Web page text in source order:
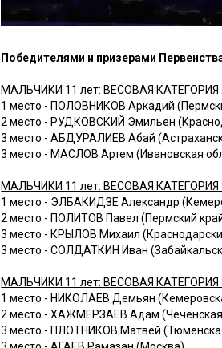
Победителями и призерами
МАЛЬЧИКИ 11 лет: ВЕСОВАЯ КАТЕГОРИЯ
1 место - ПОЛОВНИКОВ Аркадий
2 место - РУДКОВСКИЙ Эмильен
3 место - АБДУРАЛИЕВ Абай
3 место - МАСЛОВ Артем (Ивановская
МАЛЬЧИКИ 11 лет: ВЕСОВАЯ КАТЕГОРИЯ
1 место - ЭЛБАКИДЗЕ Александр
2 место - ПОЛИТОВ Павел (Пермский
3 место - КРЫЛОВ Михаил
3 место - СОЛДАТКИН Иван
МАЛЬЧИКИ 11 лет: ВЕСОВАЯ КАТЕГОРИЯ
1 место - НИКОЛАЕВ Демьян
2 место - ХАЖМЕРЗАЕВ Адам (Чеченская
3 место - ПЛОТНИКОВ Матвей